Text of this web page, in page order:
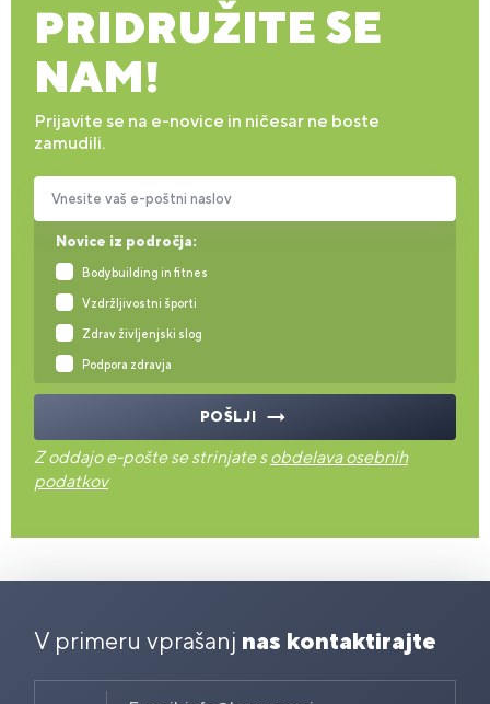
PRIDRUŽITE SE
NAM!
Prijavite se na e-novice in ničesar ne boste
zamudili.
Novice iz področja:
Bodybuilding in fitnes
Vzdržljivostni športi
Zdrav življenjski slog
Podpora zdravja
Vnesite vaš e-poštni naslov
POŠLJI
Z oddajo e-pošte se strinjate sobdelava osebnih
podatkov
V primeru vprašanj nas kontaktirajte